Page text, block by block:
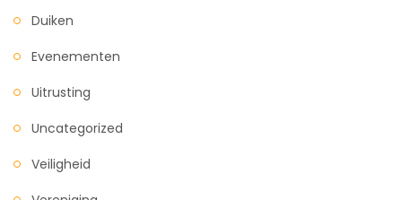
Duiken
Evenementen
Uitrusting
Uncategorized
Veiligheid